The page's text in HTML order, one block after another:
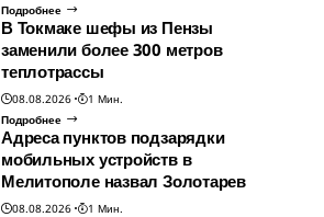
Подробнее
В Токмаке шефы из Пензы
заменили более 300 метров
теплотрассы
08.08.2026
1 Мин.
Подробнее
Адреса пунктов подзарядки
мобильных устройств в
Мелитополе назвал Золотарев
08.08.2026
1 Мин.